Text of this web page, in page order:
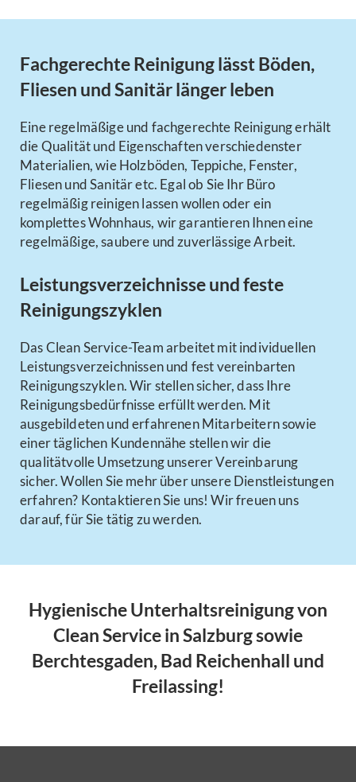
Fachgerechte Reinigung lässt Böden,
Fliesen und Sanitär länger leben
Eine regelmäßige und fachgerechte Reinigung erhält
die Qualität und Eigenschaften verschiedenster
Materialien, wie Holzböden, Teppiche, Fenster,
Fliesen und Sanitär etc. Egal ob Sie Ihr Büro
regelmäßig reinigen lassen wollen oder ein
komplettes Wohnhaus, wir garantieren Ihnen eine
regelmäßige, saubere und zuverlässige Arbeit.
Leistungsverzeichnisse und feste
Reinigungszyklen
Das Clean Service-Team arbeitet mit individuellen
Leistungsverzeichnissen und fest vereinbarten
Reinigungszyklen. Wir stellen sicher, dass Ihre
Reinigungsbedürfnisse erfüllt werden. Mit
ausgebildeten und erfahrenen Mitarbeitern sowie
einer täglichen Kundennähe stellen wir die
qualitätvolle Umsetzung unserer Vereinbarung
sicher. Wollen Sie mehr über unsere Dienstleistungen
erfahren? Kontaktieren Sie uns! Wir freuen uns
darauf, für Sie tätig zu werden.
Hygienische Unterhaltsreinigung von
Clean Service in Salzburg sowie
Berchtesgaden, Bad Reichenhall und
Freilassing!